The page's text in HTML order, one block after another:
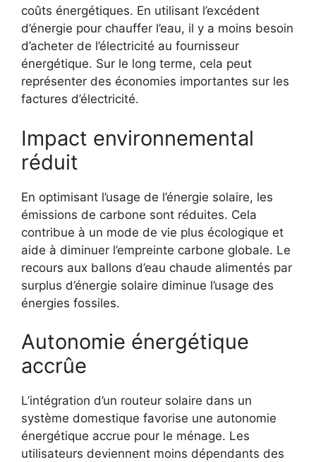
coûts énergétiques. En utilisant l’excédent
d’énergie pour chauffer l’eau, il y a moins besoin
d’acheter de l’électricité au fournisseur
énergétique. Sur le long terme, cela peut
représenter des économies importantes sur les
factures d’électricité.
Impact environnemental
réduit
En optimisant l’usage de l’énergie solaire, les
émissions de carbone sont réduites. Cela
contribue à un mode de vie plus écologique et
aide à diminuer l’empreinte carbone globale. Le
recours aux ballons d’eau chaude alimentés par
surplus d’énergie solaire diminue l’usage des
énergies fossiles.
Autonomie énergétique
accrûe
L’intégration d’un routeur solaire dans un
système domestique favorise une autonomie
énergétique accrue pour le ménage. Les
utilisateurs deviennent moins dépendants des